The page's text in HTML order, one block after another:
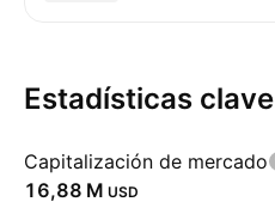
Estadísticas clave
Capitalización de mercado
‪16,88 M‬ USD